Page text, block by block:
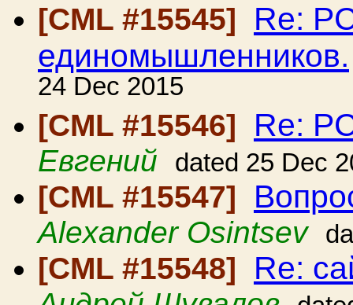
[CML #15545] Re:
единомышленников.
24 Dec 2015
[CML #15546]
Re:
Евгений dated 25 Dec
[CML #15547]
Alexander Osintsev
[CML #15548] Re: